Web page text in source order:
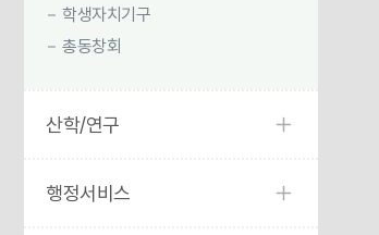
학생자치기구
총동창회
산학/연구
행정서비스